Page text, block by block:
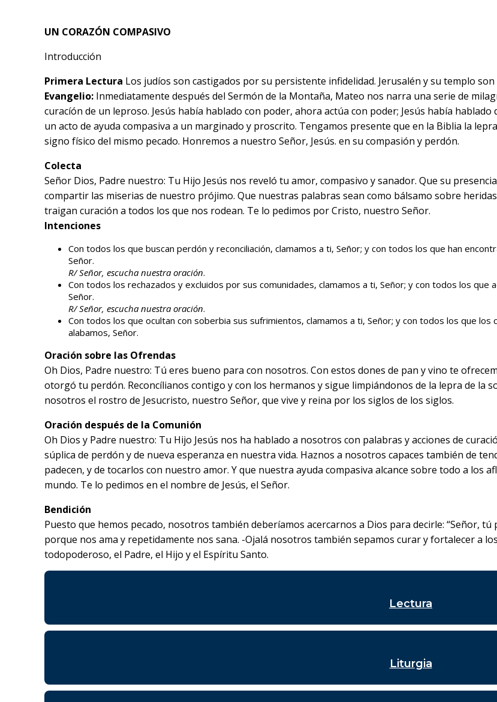
UN CORAZÓN COMPASIVO
Introducción
Primera Lectura Los judíos son castigados por su persistente infidelidad. Jerusalén y su templo
Evangelio: Inmediatamente después del Sermón de la Montaña, Mateo nos narra una serie de
curacíón de un leproso. Jesús había hablado con poder, ahora actúa con poder; Jesús había
un acto de ayuda compasiva a un marginado y proscrito. Tengamos presente que en la Biblia la
signo físico del mismo pecado. Honremos a nuestro Señor, Jesús. en su compasión y perdón.
Colecta
Señor Dios, Padre nuestro: Tu Hijo Jesús nos reveló tu amor, compasivo y sanador. Que su
compartir las miserias de nuestro prójimo. Que nuestras palabras sean como bálsamo sobre
traigan curación a todos los que nos rodean. Te lo pedimos por Cristo, nuestro Señor.
Intenciones
Con todos los que buscan perdón y reconciliación, clamamos a ti, Señor; y con todos los que han
Señor.
R/ Señor, escucha nuestra oración.
Con todos los rechazados y excluidos por sus comunidades, clamamos a ti, Señor; y con todos los
Señor.
R/ Señor, escucha nuestra oración.
Con todos los que ocultan con soberbia sus sufrimientos, clamamos a ti, Señor; y con todos los que
alabamos, Señor.
Oración sobre las Ofrendas
Oh Dios, Padre nuestro: Tú eres bueno para con nosotros. Con estos dones de pan y vino te
otorgó tu perdón. Reconcílianos contigo y con los hermanos y sigue limpiándonos de la lepra de la
nosotros el rostro de Jesucristo, nuestro Señor, que vive y reina por los siglos de los siglos.
Oración después de la Comunión
Oh Dios y Padre nuestro: Tu Hijo Jesús nos ha hablado a nosotros con palabras y acciones de
súplica de perdón y de nueva esperanza en nuestra vida. Haznos a nosotros capaces también de
padecen, y de tocarlos con nuestro amor. Y que nuestra ayuda compasiva alcance sobre todo a los
mundo. Te lo pedimos en el nombre de Jesús, el Señor.
Bendición
Puesto que hemos pecado, nosotros también deberíamos acercarnos a Dios para decirle: “Señor,
porque nos ama y repetidamente nos sana. -Ojalá nosotros también sepamos curar y fortalecer a
todopoderoso, el Padre, el Hijo y el Espíritu Santo.
Lectura
Liturgia